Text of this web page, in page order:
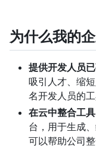
为什么我的
提供开发人员已
吸引人才、缩
名开发人员的
在云中整合工具
台，用于生成
可以帮助公司